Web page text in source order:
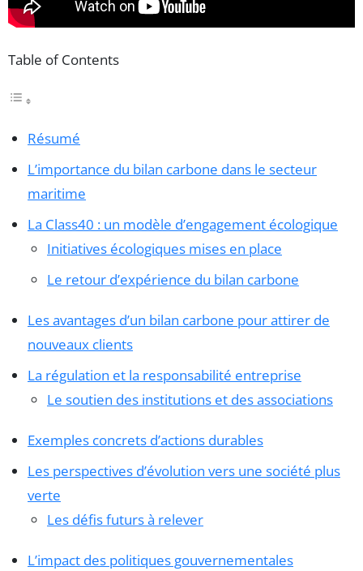
Table of Contents
Résumé
L’importance du bilan carbone dans le secteur
maritime
La Class40 : un modèle d’engagement écologique
Initiatives écologiques mises en place
Le retour d’expérience du bilan carbone
Les avantages d’un bilan carbone pour attirer de
nouveaux clients
La régulation et la responsabilité entreprise
Le soutien des institutions et des associations
Exemples concrets d’actions durables
Les perspectives d’évolution vers une société plus
verte
Les défis futurs à relever
L’impact des politiques gouvernementales